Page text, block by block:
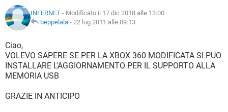
HARDWARE
INSTAGRAM
TIKTOK FACEBOOK
iOS WINDOWS 10
INSTAGRAM
TIKTOK
HARDWARE
COVID-19
INTRATTENIMENTO ANDROID
INSTAGRAM WHATSAPP
TIKTOK
GLOSSARIO
COVID-19
INTRATTENIMENTO
iOS WINDOWS 10
TIKTOK
INFERNET - Modificato il 17 dic 2018 alle 13:00
beppelala - 22 lug 2011 alle 09:13
Ciao,
VOLEVO SAPERE SE PER LA XBOX 360 MODIFICATA SI PUO
INSTALLARE L'AGGIORNAMENTO PER IL SUPPORTO ALLA
MEMORIA USB
GRAZIE IN ANTICIPO